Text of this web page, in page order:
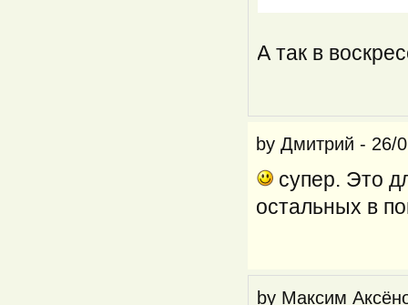
А так в
byДмитрий - 26/
супер. Это
остальных в
by Максим